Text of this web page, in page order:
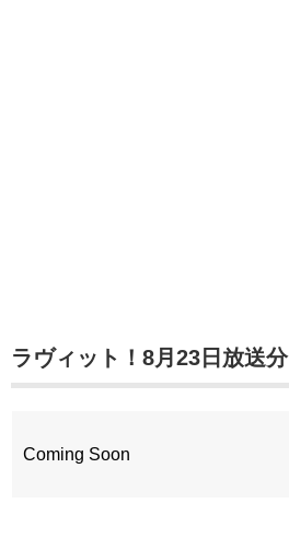
ラヴィット！8月23日放送分
Coming Soon